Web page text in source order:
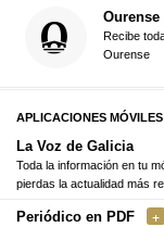
Ourense
Recibe
Ourense
APLICACIONES MÓVILES
La Voz de Galicia
Toda la información en tu
pierdas la actualidad más
Periódico en PDF